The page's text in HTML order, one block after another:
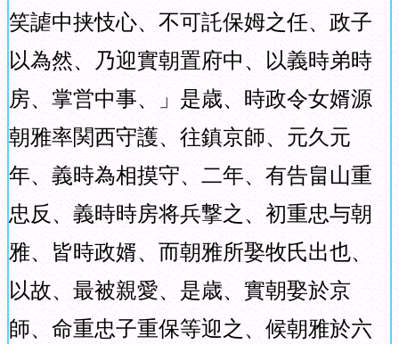
笑謔中挟忮心、不可託保姆之任、政子
以為然、乃迎實朝置府中、以義時弟時
房、掌営中事、」是歳、時政令女婿源
朝雅率関西守護、往鎮京師、元久元
年、義時為相摸守、二年、有告畠山重
忠反、義時時房将兵撃之、初重忠与朝
雅、皆時政婿、而朝雅所娶牧氏出也、
以故、最被親愛、是歳、實朝娶於京
師、命重忠子重保等迎之、候朝雅於六